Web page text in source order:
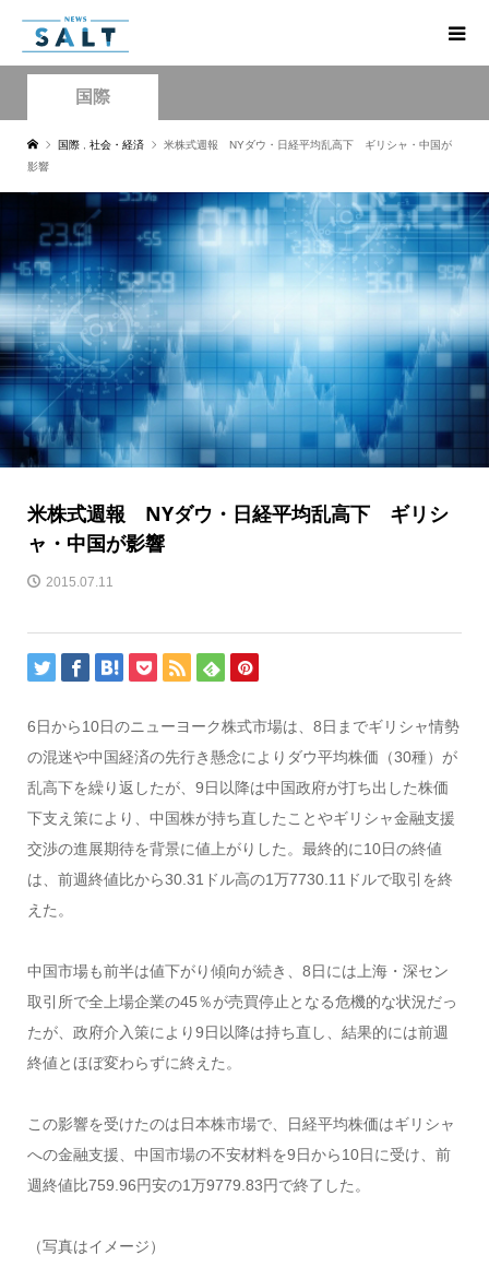
国際
国際 社会・経済
米株式週報 NYダウ・日経平均乱高下 ギリシャ・中国が
影響
米株式週報 NYダウ・日経平均乱高下 ギリシ
ャ・中国が影響
2015.07.11
6日から10日のニューヨーク株式市場は、8日までギリシャ情勢
の混迷や中国経済の先行き懸念によりダウ平均株価（30種）が
乱高下を繰り返したが、9日以降は中国政府が打ち出した株価
下支え策により、中国株が持ち直したことやギリシャ金融支援
交渉の進展期待を背景に値上がりした。最終的に10日の終値
は、前週終値比から30.31ドル高の1万7730.11ドルで取引を終
えた。
中国市場も前半は値下がり傾向が続き、8日には上海・深セン
取引所で全上場企業の45％が売買停止となる危機的な状況だっ
たが、政府介入策により9日以降は持ち直し、結果的には前週
終値とほぼ変わらずに終えた。
この影響を受けたのは日本株市場で、日経平均株価はギリシャ
への金融支援、中国市場の不安材料を9日から10日に受け、前
週終値比759.96円安の1万9779.83円で終了した。
（写真はイメージ）